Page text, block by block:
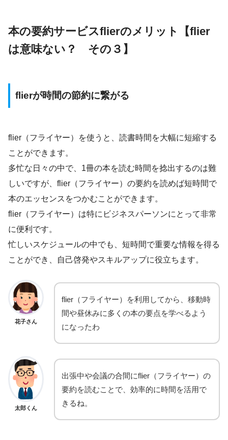
本の要約サービスflierのメリット
【flier
は意味ない？ その３】
flierが時間の節約に繋がる
flier（フライヤー）を使うと、読書時間を大幅に短縮する
ことができます。
多忙な日々の中で、1冊の本を読む時間を捻出するのは難
しいですが、flier（フライヤー）の要約を読めば短時間で
本のエッセンスをつかむことができます。
flier（フライヤー）は特にビジネスパーソンにとって非常
に便利です。
忙しいスケジュールの中でも、短時間で重要な情報を得る
ことができ、自己啓発やスキルアップに役立ちます。
花子さん
flier（フライヤー）を利用してから、移動時
間や昼休みに多くの本の要点を学べるよう
になったわ
太郎くん
出張中や会議の合間にflier（フライヤー）の
要約を読むことで、効率的に時間を活用で
きるね。